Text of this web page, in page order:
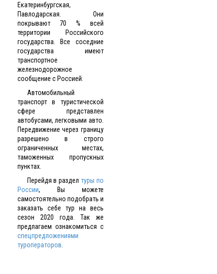
Екатеринбургская,
Павлодарская. Они
покрывают 70 % всей
территории Российского
государства. Все соседние
государства имеют
транспортное
железнодорожное
сообщение с Россией.
Автомобильный
транспорт в туристической
сфере представлен
автобусами, легковыми авто.
Передвижение через границу
разрешено в строго
ограниченных местах,
таможенных пропускных
пунктах.
Перейдя в раздел туры по
России, Вы можете
самостоятельно подобрать и
заказать себе тур на весь
сезон 2020 года. Так же
предлагаем ознакомиться с
спецпредложениями
туроператоров